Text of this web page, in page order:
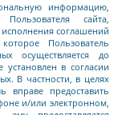
информацию,
сайта,
исполнения соглашений
Пользователь
осуществляется до
в согласии
В частности, в целях
вправе предоставить
и/или электронном,